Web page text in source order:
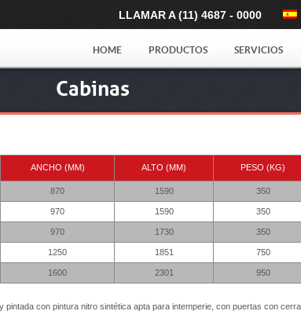
LLAMAR A (11) 4687 - 0000
HOME PRODUCTOS SERVICIOS
Cabinas
ANCHO (MM) ALTO (MM) PESO (KG)
870 1590 350
970 1590 350
970 1730 350
1250 1851 750
1600 2301 950
con pintura nitro sintética apta para intemperie, con puertas con